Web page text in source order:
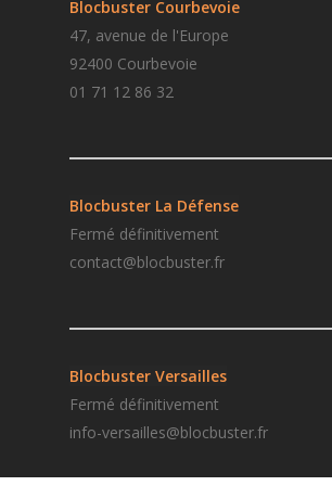
Blocbuster Courbevoie
47, avenue de l'Europe
92400 Courbevoie
01 71 12 86 32
Blocbuster La Défense
Fermé définitivement
contact@blocbuster.fr
Blocbuster Versailles
Fermé définitivement
info-versailles@blocbuster.fr